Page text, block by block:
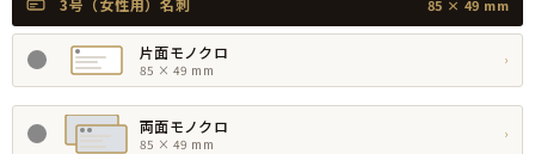
3号（女性用）名刺 85 × 49 mm
片面モノクロ
85 × 49 mm
›
両面モノクロ
85 × 49 mm
›